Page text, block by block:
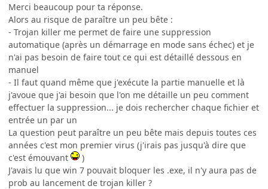
Merci beaucoup pour ta réponse.
Alors au risque de paraître un peu bête :
- Trojan killer me permet de faire une suppression
automatique (après un démarrage en mode sans échec) et je
n'ai pas besoin de faire tout ce qui est détaillé dessous en
manuel
- Il faut quand même que j'exécute la partie manuelle et là
j'avoue que j'ai besoin que l'on me détaille un peu comment
effectuer la suppression... je dois rechercher chaque fichier et
entrée un par un
La question peut paraître un peu bête mais depuis toutes ces
années c'est mon premier virus (j'irais pas jusqu'à dire que
c'est émouvant
)
J'avais lu que win 7 pouvait bloquer les .exe, il n'y aura pas de
prob au lancement de trojan killer ?